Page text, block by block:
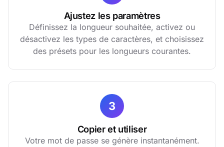
Ajustez les paramètres
Définissez la longueur souhaitée, activez ou
désactivez les types de caractères, et choisissez
des présets pour les longueurs courantes.
3
Copier et utiliser
Votre mot de passe se génère instantanément.